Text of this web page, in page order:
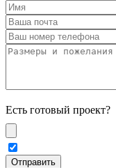
Есть готовый проект?